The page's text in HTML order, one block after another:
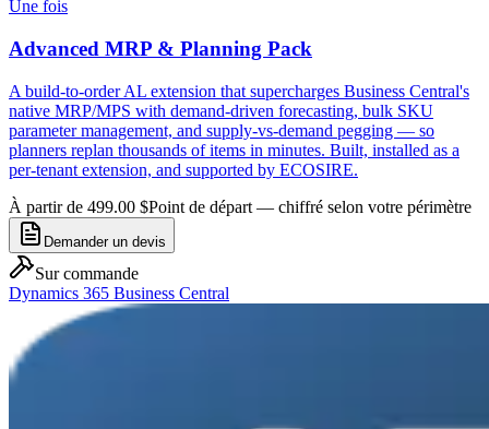
Une fois
Advanced MRP & Planning Pack
A build-to-order AL extension that supercharges Business Central's
native MRP/MPS with demand-driven forecasting, bulk SKU
parameter management, and supply-vs-demand pegging — so
planners replan thousands of items in minutes. Built, installed as a
per-tenant extension, and supported by ECOSIRE.
À partir de 499.00 $Point de départ — chiffré selon votre périmètre
Demander un devis
Sur commande
Dynamics 365 Business Central